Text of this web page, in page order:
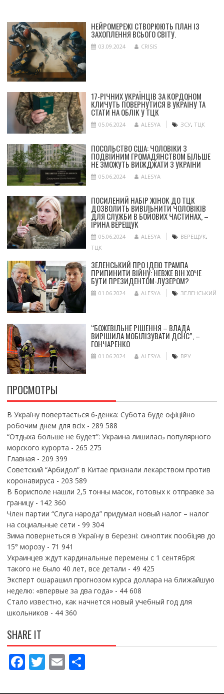
НЕЙРОМЕРЕЖІ СТВОРЮЮТЬ ПЛАН ІЗ
ЗАХОПЛЕННЯ ВСЬОГО СВІТУ.
03.09.2024 CRISIS
17-РІЧНИХ УКРАЇНЦІВ ЗА КОРДОНОМ
КЛИЧУТЬ ПОВЕРНУТИСЯ В УКРАЇНУ ТА
СТАТИ НА ОБЛІК У ТЦК
05.06.2024 ALESYA ЗСУ, ТЦК
ПОСОЛЬСТВО США: ЧОЛОВІКИ З
ПОДВІЙНИМ ГРОМАДЯНСТВОМ БІЛЬШЕ
НЕ ЗМОЖУТЬ ВИЇЖДЖАТИ З УКРАЇНИ
05.06.2024 ALESYA
ПОСИЛЕНИЙ НАБІР ЖІНОК ДО ТЦК
ДОЗВОЛИТЬ ВИВІЛЬНИТИ ЧОЛОВІКІВ
ДЛЯ СЛУЖБИ В БОЙОВИХ ЧАСТИНАХ, –
ІРИНА ВЕРЕЩУК
05.06.2024 ALESYA ВЕРЕЩУК,
ТЦК
ЗЕЛЕНСЬКИЙ ПРО ІДЕЮ ТРАМПА
ПРИПИНИТИ ВІЙНУ: НЕВЖЕ ВІН ХОЧЕ
БУТИ ПРЕЗИДЕНТОМ-ЛУЗЕРОМ?
01.06.2024 ALESYA ЗЕЛЕНСЬКИЙ
“БОЖЕВІЛЬНЕ РІШЕННЯ – ВЛАДА
ВИРІШИЛА МОБІЛІЗУВАТИ ДСНС”, –
ГОНЧАРЕНКО
01.06.2024 ALESYA ВРУ
ПРОСМОТРЫ
В Україну повертається 6-денка: Субота буде офіційно
робочим днем для всіх- 289 588
“Отдыха больше не будет”: Украина лишилась популярного
морского курорта - 265 275
Главная - 209 399
Советский “Арбидол” в Китае признали лекарством против
коронавируса - 203 589
В Борисполе нашли 2,5 тонны масок, готовых к отправке за
границу- 142 360
Член партии “Слуга народа” придумал новый налог – налог
на социальные сети - 99 304
Зима повернеться в Україну в березні: синоптик пообіцяв до
15° морозу- 71 941
Украинцев ждут кардинальные перемены с 1 сентября:
такого не было 40 лет, все детали - 49 425
Эксперт ошарашил прогнозом курса доллара на ближайшую
неделю: «впервые за два года»- 44 608
Стало известно, как начнется новый учебный год для
школьников - 44 360
SHARE IT
F T E П